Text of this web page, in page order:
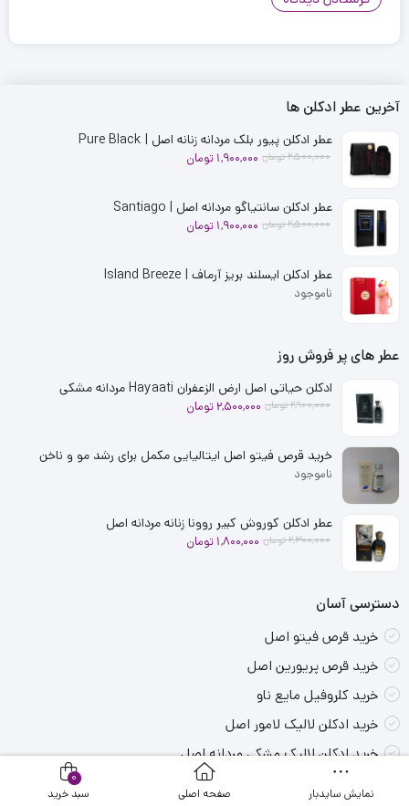
آخرین عطر ادکلن ها
عطر ادکلن پیور بلک مردانه زنانه اصل | Pure Black
2,500,000تومان 1,900,000 تومان
عطر ادکلن سانتیاگو مردانه اصل | Santiago
2,500,000تومان 1,900,000 تومان
عطر ادکلن ایسلند بریز آرماف | Island Breeze
ناموجود
عطر های پر فروش روز
ادکلن حیاتی اصل ارض الزعفران Hayaati مردانه مشکی
2,900,000تومان 2,500,000 تومان
خرید قرص فیتو اصل ایتالیایی مکمل برای رشد مو و ناخن
ناموجود
عطر ادکلن کوروش کبیر روونا زنانه مردانه اصل
2,300,000تومان 1,800,000 تومان
دسترسی آسان
خرید قرص فیتو اصل
خرید قرص پریورین اصل
خرید کلروفیل مایع ناو
خرید ادکلن لالیک لامور اصل
خرید ادکلن لالیک مشکی مردانه اصل
نمایش سایدبار صفحه اصلی
0
سبد خرید